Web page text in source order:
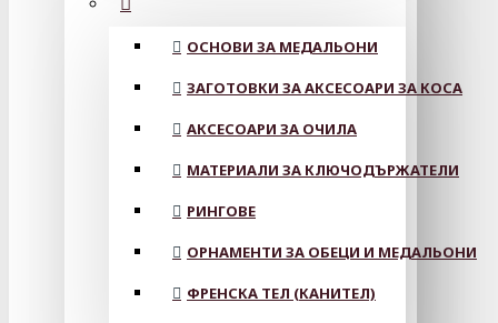
ОСНОВИ ЗА МЕДАЛЬОНИ
ЗАГОТОВКИ ЗА АКСЕСОАРИ ЗА КОСА
АКСЕСОАРИ ЗА ОЧИЛА
МАТЕРИАЛИ ЗА КЛЮЧОДЪРЖАТЕЛИ
РИНГОВЕ
ОРНАМЕНТИ ЗА ОБЕЦИ И МЕДАЛЬОНИ
ФРЕНСКА ТЕЛ (КАНИТЕЛ)